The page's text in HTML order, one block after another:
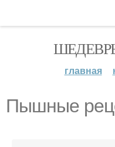
главная
Пышные